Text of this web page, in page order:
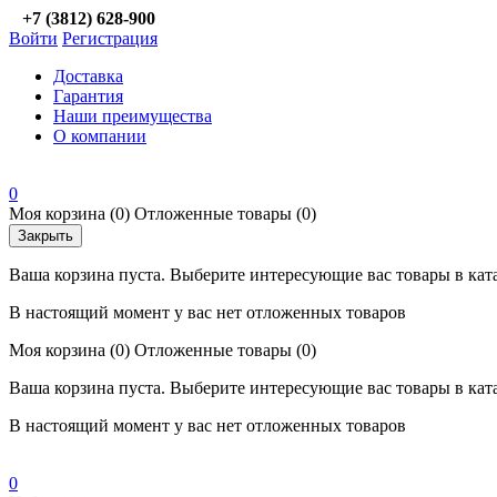
+7 (3812) 628-900
Войти Регистрация
Доставка
Гарантия
Наши преимущества
О компании
0
Моя корзина (0) Отложенные товары (0)
Закрыть
Ваша корзина пуста. Выберите интересующие вас товары в
В настоящий момент у вас нет отложенных товаров
Моя корзина (0) Отложенные товары (0)
Ваша корзина пуста. Выберите интересующие вас товары в
В настоящий момент у вас нет отложенных товаров
0